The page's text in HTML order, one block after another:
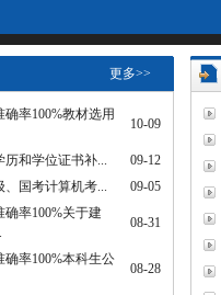
更多>>
确率100%教材选用
10-09
历和学位证书补...
09-12
、国考计算机考...
09-05
确率100%关于建
08-31
确率100%本科生公
08-28